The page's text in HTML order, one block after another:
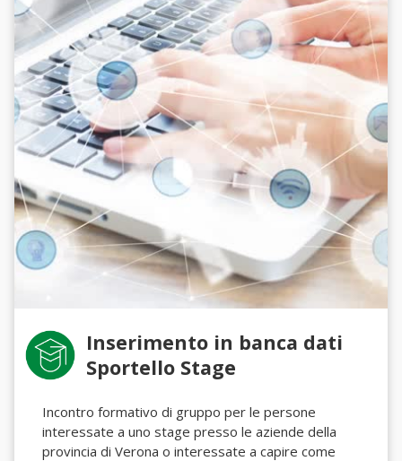
Inserimento in banca dati
Sportello Stage
Incontro formativo di gruppo per le persone
interessate a uno stage presso le aziende della
provincia di Verona o interessate a capire come